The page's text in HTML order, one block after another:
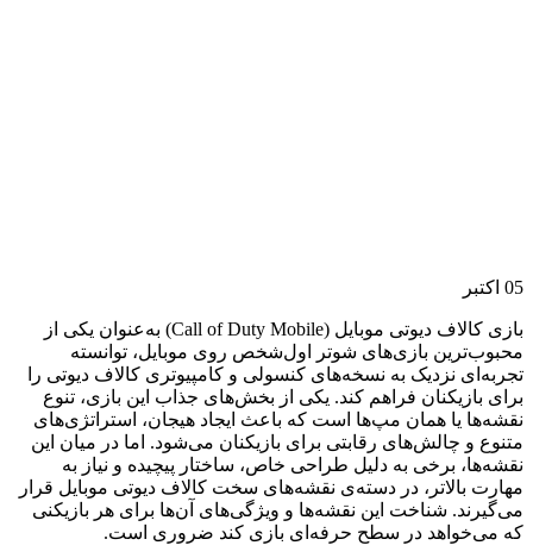
05 اکتبر
بازی کالاف دیوتی موبایل (Call of Duty Mobile)
به‌عنوان یکی از
محبوب‌ترین بازی‌های شوتر اول‌شخص روی موبایل، توانسته
تجربه‌ای نزدیک به نسخه‌های کنسولی و کامپیوتری کالاف دیوتی را
برای بازیکنان فراهم کند. یکی از بخش‌های جذاب این بازی، تنوع
نقشه‌ها یا همان مپ‌ها است که باعث ایجاد هیجان، استراتژی‌های
متنوع و چالش‌های رقابتی برای بازیکنان می‌شود. اما در میان این
نقشه‌ها، برخی به دلیل طراحی خاص، ساختار پیچیده و نیاز به
مهارت بالاتر، در دسته‌ی نقشه‌های سخت کالاف دیوتی موبایل قرار
می‌گیرند. شناخت این نقشه‌ها و ویژگی‌های آن‌ها برای هر بازیکنی
که می‌خواهد در سطح حرفه‌ای بازی کند ضروری است.